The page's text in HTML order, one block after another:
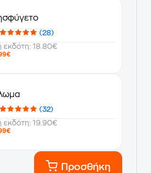
(28)
εκδότη: 18.80€
(32)
εκδότη: 19.90€
Προσθήκη